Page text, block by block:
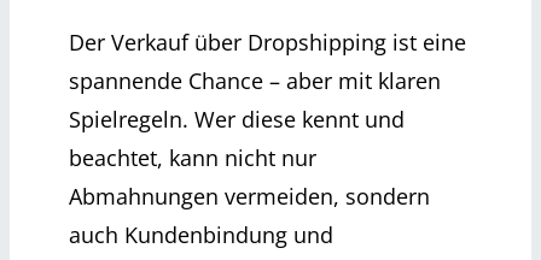
Der Verkauf über Dropshipping ist eine
spannende Chance – aber mit klaren
Spielregeln. Wer diese kennt und
beachtet, kann nicht nur
Abmahnungen vermeiden, sondern
auch Kundenbindung und